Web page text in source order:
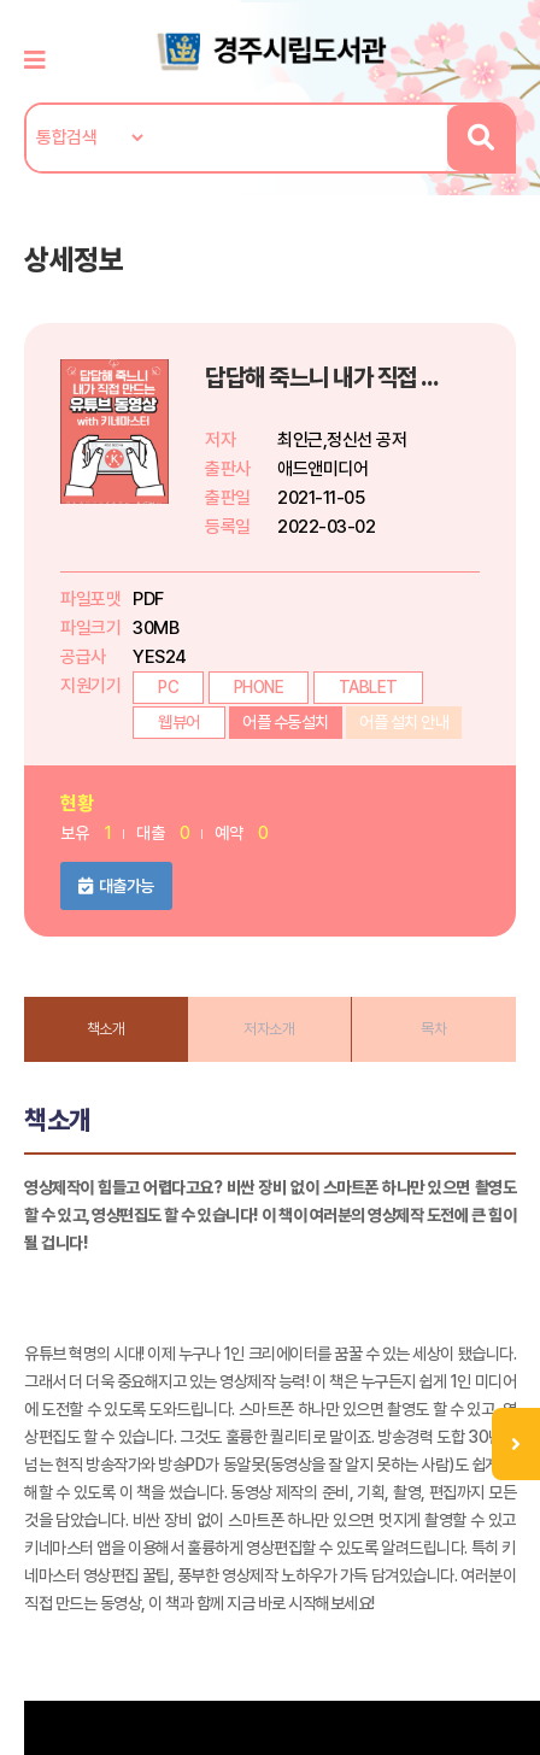
상세정보
답답해 죽느니 내가 직접 만드는 유튜브동영상 with 키네마스터
저자
최인근,정신선 공저
출판사
애드앤미디어
출판일
2021-11-05
등록일
2022-03-02
파일포맷
PDF
파일크기
30MB
공급사
YES24
지원기기
PC PHONE
TABLET
웹뷰어
어플 수동설치 어플 설치 안내
현황
보유 1 대출 0 예약 0
대출가능
책소개 저자소개 목차
책소개
영상제작이 힘들고 어렵다고요? 비싼 장비 없이 스마트폰 하나만 있으면 촬영도
할 수 있고, 영상편집도 할 수 있습니다! 이 책이 여러분의 영상제작 도전에 큰 힘이
될 겁니다!
유튜브 혁명의 시대! 이제 누구나 1인 크리에이터를 꿈꿀 수 있는 세상이 됐습니다.
그래서 더 더욱 중요해지고 있는 영상제작 능력! 이 책은 누구든지 쉽게 1인 미디어
에 도전할 수 있도록 도와드립니다. 스마트폰 하나만 있으면 촬영도 할 수 있고, 영
상편집도 할 수 있습니다. 그것도 훌륭한 퀄리티로 말이죠. 방송경력 도합 30년이
넘는 현직 방송작가와 방송PD가 동알못(동영상을 잘 알지 못하는 사람)도 쉽게 이
해할 수 있도록 이 책을 썼습니다. 동영상 제작의 준비, 기획, 촬영, 편집까지 모든
것을 담았습니다. 비싼 장비 없이 스마트폰 하나만 있으면 멋지게 촬영할 수 있고
키네마스터 앱을 이용해서 훌륭하게 영상편집할 수 있도록 알려드립니다. 특히 키
네마스터 영상편집 꿀팁, 풍부한 영상제작 노하우가 가득 담겨있습니다. 여러분이
직접 만드는 동영상, 이 책과 함께 지금 바로 시작해보세요!